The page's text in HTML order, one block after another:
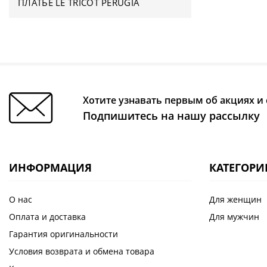
ПЛАТЬЕ LE TRICOT PERUGIA
Хотите узнавать первым об акциях и
Подпишитесь на нашу рассылку
ИНФОРМАЦИЯ
О нас
Оплата и доставка
Гарантия оригинальности
Условия возврата и обмена товара
Для женщин
Для мужчин